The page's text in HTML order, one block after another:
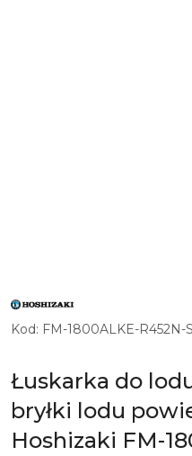
LOGO
JAPOŃSKIEGO
PRODUCENTA
PROFESJONALNYCH
LODU
I
URZĄDZEŃ
CHŁODNICZYCH
HOSHIZAKI
Kod: FM-1800ALKE-R452N-
Łuskarka do
bryłki lodu
Hoshizaki FM-